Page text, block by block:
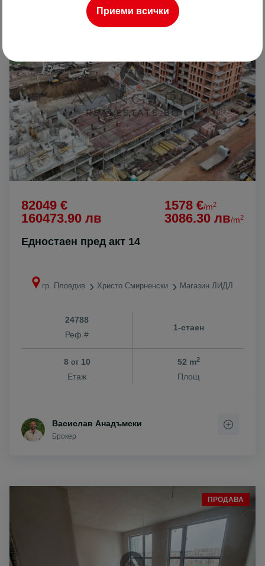
82049 €
160473.90 лв
1578 €/m2
3086.30 лв/m2
Едностаен пред акт 14
гр. Пловдив Христо Смирненски Магазин ЛИДЛ
24788
Реф #
1-стаен
8 от10
Етаж
52 m2
Площ
Васислав Анадъмски
Брокер
ПРОДАВА
Приеми всички